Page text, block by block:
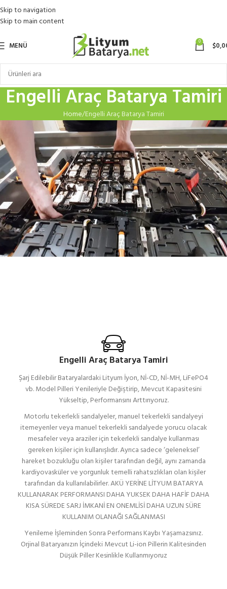
Skip to navigation
Skip to main content
MENÜ 0 $
Engelli Araç Batarya Tamiri
Home Engelli Araç Batarya Tamiri
Engelli Araç Batarya Tamiri
Şarj Edilebilir Bataryalardaki Lityum İyon, Nİ-CD, Nİ-MH, LiFePO4
vb. Model Pilleri Yenileriyle Değiştirip, Mevcut Kapasitesini
Yükseltip, Performansını Arttırıyoruz.
Motorlu tekerlekli sandalyeler, manuel tekerlekli sandalyeyi
itemeyenler veya manuel tekerlekli sandalyede yorucu olacak
mesafeler veya araziler için tekerlekli sandalye kullanması
gereken kişiler için kullanışlıdır. Ayrıca sadece ‘geleneksel’
hareket bozukluğu olan kişiler tarafından değil, aynı zamanda
kardiyovasküler ve yorgunluk temelli rahatsızlıkları olan kişiler
tarafından da kullanılabilirler. AKÜ YERİNE LİTYUM BATARYA
KULLANARAK PERFORMANSI DAHA YUKSEK DAHA HAFİF DAHA
KISA SÜREDE SARJ İMKANİ EN ONEMLİSİ DAHA UZUN SÜRE
KULLANIM OLANAĞI SAĞLANMASI
Yenileme İşleminden Sonra Performans Kaybı Yaşamazsınız.
Orjinal Bataryanızın İçindeki Mevcut Li-ion Pillerin Kalitesinden
Düşük Piller Kesinlikle Kullanmıyoruz